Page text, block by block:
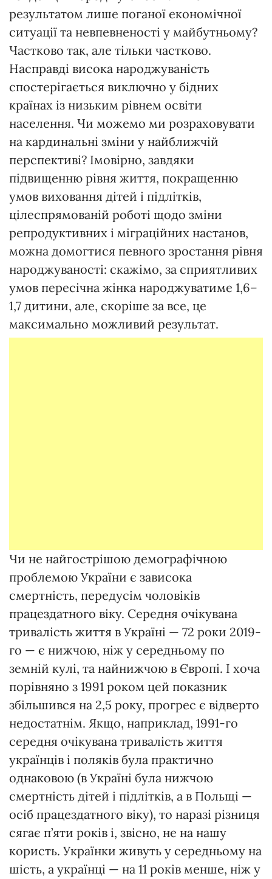
результатом лише поганої економічної
ситуації та невпевненості у майбутньому?
Частково так, але тільки частково.
Насправді висока народжуваність
спостерігається виключно у бідних
країнах із низьким рівнем освіти
населення. Чи можемо ми розраховувати
на кардинальні зміни у найближчій
перспективі? Імовірно, завдяки
підвищенню рівня життя, покращенню
умов виховання дітей і підлітків,
цілеспрямованій роботі щодо зміни
репродуктивних і міграційних настанов,
можна домогтися певного зростання рівня
народжуваності: скажімо, за сприятливих
умов пересічна жінка народжуватиме 1,6–
1,7 дитини, але, скоріше за все, це
максимально можливий результат.
Чи не найгострішою демографічною
проблемою України є зависока
смертність, передусім чоловіків
працездатного віку. Середня очікувана
тривалість життя в Україні — 72 роки 2019-
го — є нижчою, ніж у середньому по
земній кулі, та найнижчою в Європі. І хоча
порівняно з 1991 роком цей показник
збільшився на 2,5 року, прогрес є відверто
недостатнім. Якщо, наприклад, 1991-го
середня очікувана тривалість життя
українців і поляків була практично
однаковою (в Україні була нижчою
смертність дітей і підлітків, а в Польщі —
осіб працездатного віку), то наразі різниця
сягає п’яти років і, звісно, не на нашу
користь. Українки живуть у середньому на
шість, а українці — на 11 років менше, ніж у